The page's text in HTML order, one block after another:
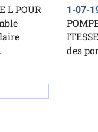
L POUR
1-07-
des